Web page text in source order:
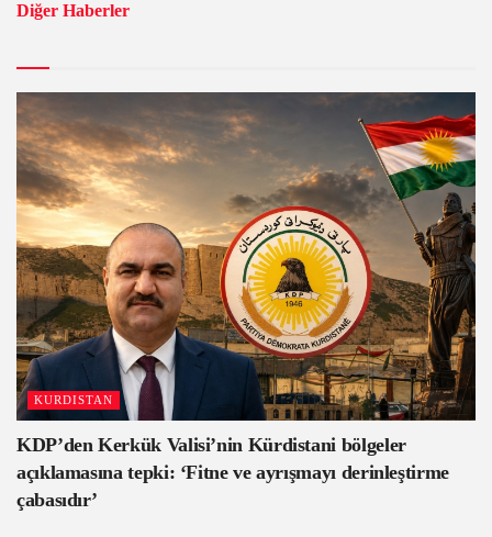
Diğer Haberler
KURDISTAN
KDP’den Kerkük Valisi’nin Kürdistani bölgeler
açıklamasına tepki: ‘Fitne ve ayrışmayı derinleştirme
çabasıdır’